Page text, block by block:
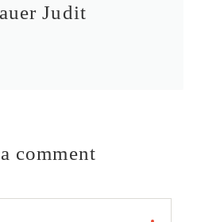
Judit
comment